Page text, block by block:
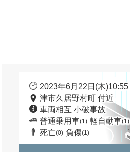
2023年6月22日(木)10:55
津市久居野村町 付近
車両相互 小破事故
普通乗用車(1) 軽自動車(1)
死亡(0) 負傷(1)